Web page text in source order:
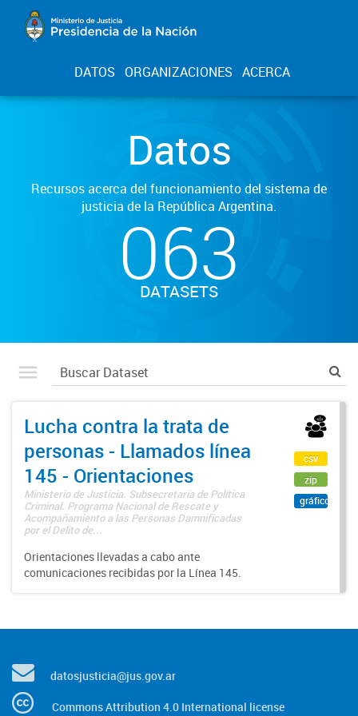
DATOS ORGANIZACIONES ACERCA
Datos
Recursos acerca del funcionamiento del sistema de
justicia de la República Argentina.
063
DATASETS
Lucha contra la trata de
personas - Llamados línea
145 - Orientaciones
Ministerio de Justicia. Subsecretaría de Política
Criminal. Programa Nacional de Rescate y
Acompañamiento a las Personas Damnificadas
por el Delito de...
Orientaciones llevadas a cabo ante
comunicaciones recibidas por la Línea 145.
csv
zip
gráfico
datosjusticia@jus.gov.ar
Commons Attribution 4.0 International license